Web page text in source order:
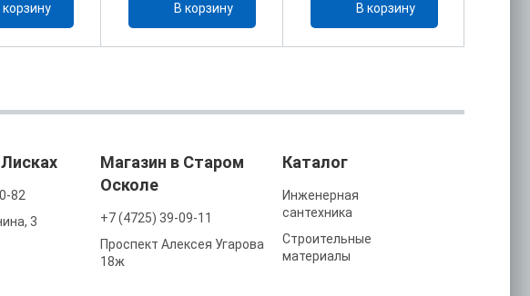
корзину В корзину В корзину
82
3
Магазин в Старом
Осколе
+7 (4725) 39-09-11
Проспект Алексея Угарова
18ж
Каталог
Инженерная
сантехника
Строительные
материалы